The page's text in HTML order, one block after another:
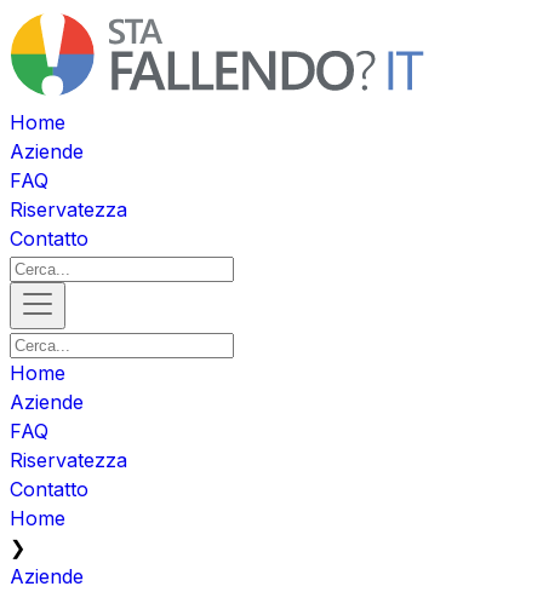
Home
Aziende
FAQ
Riservatezza
Contatto
Home
Aziende
FAQ
Riservatezza
Contatto
Home
❯
Aziende